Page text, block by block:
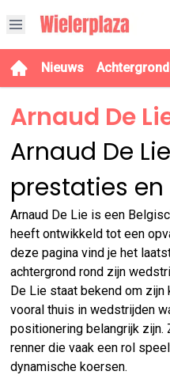
Nieuws Achtergrond
Arnaud De
Arnaud De
prestaties
Arnaud De Lie is een
heeft ontwikkeld tot een
deze pagina vind je het
achtergrond rond zijn
De Lie staat bekend om
vooral thuis in wedstrijden
positionering belangrijk zijn.
renner die vaak een rol
dynamische koersen.